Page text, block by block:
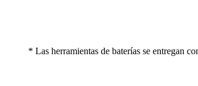
* Las herramientas de baterías se entregan